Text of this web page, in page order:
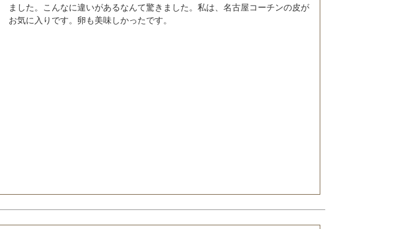
ました。こんなに違いがあるなんて驚きました。私は、名古屋コーチンの皮が
お気に入りです。卵も美味しかったです。